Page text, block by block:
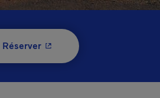
Réserver- Cet hyperlien s'ouvrira